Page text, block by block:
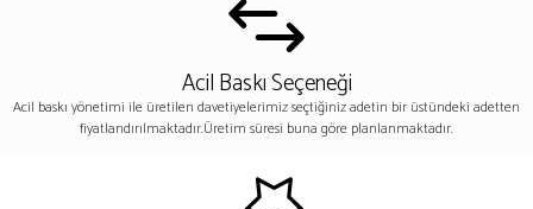
Acil Baskı Seçeneği
Acil baskı yönetimi ile üretilen davetiyelerimiz seçtiğiniz adetin bir üstündeki adetten
fiyatlandırılmaktadır.Üretim süresi buna göre planlanmaktadır.